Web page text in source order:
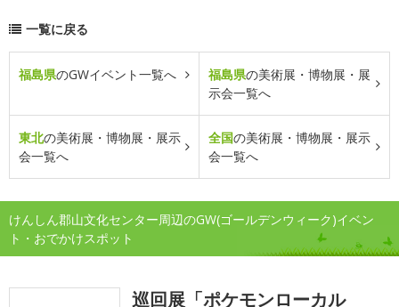
一覧に戻る
福島県のGWイベント一覧へ 福島県の美術展・博物展・展
示会一覧へ
東北の美術展・博物展・展示
会一覧へ
全国の美術展・博物展・展示
会一覧へ
けんしん郡山文化センター周辺のGW(ゴールデンウィーク)イベン
ト・おでかけスポット
巡回展「ポケモンローカル